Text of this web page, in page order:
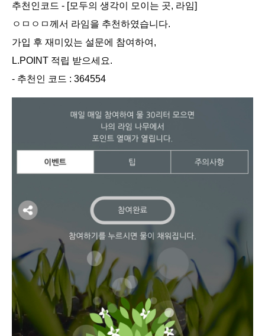
추천인코드 - [모두의 생각이 모이는 곳, 라임]
ㅇㅁㅇㅁ께서 라임을 추천하였습니다.
가입 후 재미있는 설문에 참여하여,
L.POINT 적립 받으세요.
- 추천인 코드 : 364554